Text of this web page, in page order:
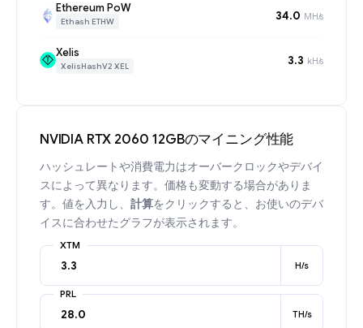
Ethereum PoW
Ethash ETHW 34.0 MH/s
Xelis
XelisHashV2 XEL 3.3 kH/s
NVIDIA RTX 2060 12GBのマイニング性能
ハッシュレートや消費電力はオーバークロックやデバイ
スによって異なります。価格も変動する場合がありま
す。値を入力し、 計算をクリックすると、お使いのデバ
イスに合わせたグラフが表示されます。
XTM
H/s
PRL
TH/s